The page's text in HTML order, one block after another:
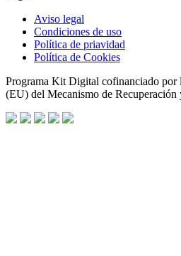
Aviso legal
Condiciones de uso
Política de priavidad
Política de Cookies
Programa Kit Digital cofinanciado por
(EU) del Mecanismo de Recuperación